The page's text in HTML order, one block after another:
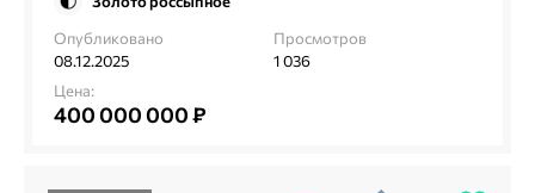
Опубликовано
08.12.2025
Просмотров
1 036
Цена:
400 000 000 ₽